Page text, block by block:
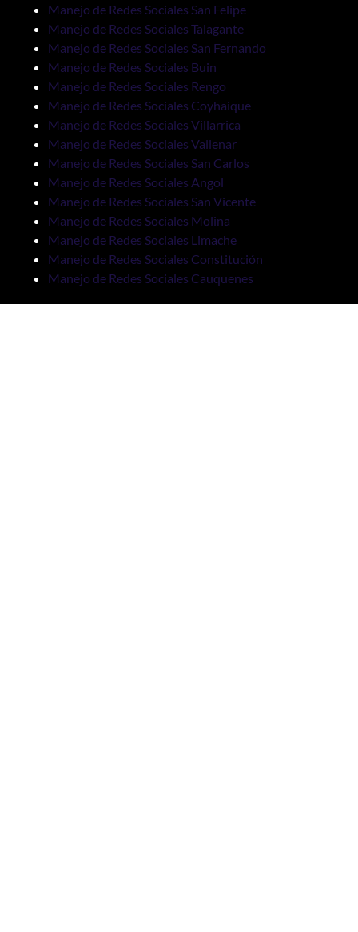
Manejo de Redes Sociales San Felipe
Manejo de Redes Sociales Talagante
Manejo de Redes Sociales San Fernando
Manejo de Redes Sociales Buin
Manejo de Redes Sociales Rengo
Manejo de Redes Sociales Coyhaique
Manejo de Redes Sociales Villarrica
Manejo de Redes Sociales Vallenar
Manejo de Redes Sociales San Carlos
Manejo de Redes Sociales Angol
Manejo de Redes Sociales San Vicente
Manejo de Redes Sociales Molina
Manejo de Redes Sociales Limache
Manejo de Redes Sociales Constitución
Manejo de Redes Sociales Cauquenes